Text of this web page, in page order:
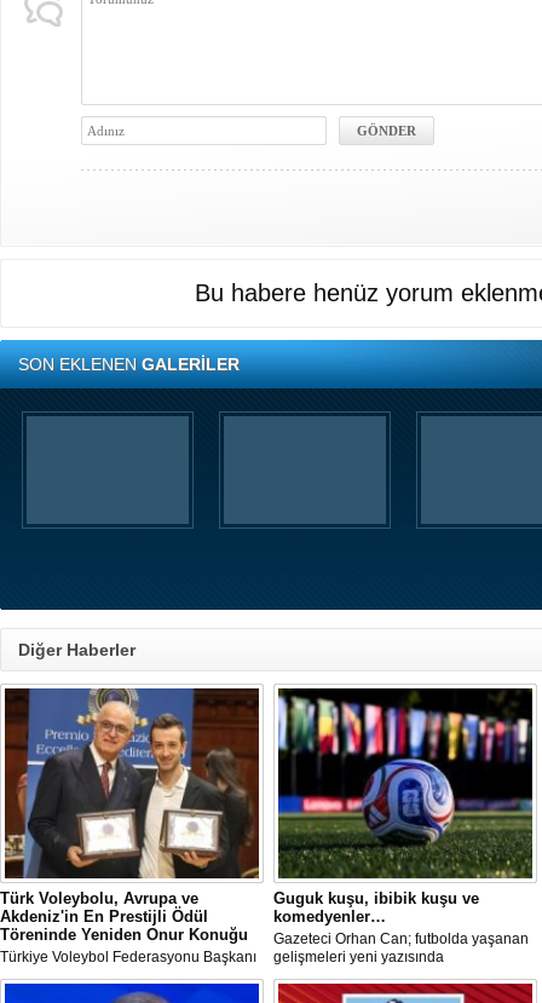
Bu habere henüz yorum
SON EKLENENGALERİLER
Diğer Haberler
Türk Voleybolu, Avrupa ve
Akdeniz'in En Prestijli Ödül
Töreninde Yeniden Onur Konuğu
Türkiye Voleybol Federasyonu Başkanı
Mehmet Akif Üstündağ ile A Milli Kadın
Voleybol Takımı Başantrenörü Daniele
Guguk kuşu, ibibik kuşu ve
komedyenler…
Gazeteci Orhan Can; futbolda yaşanan
gelişmeleri yeni yazısında
değerlendirdi.